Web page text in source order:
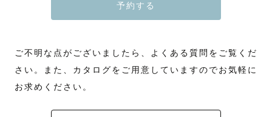
予約する
ご不明な点がございましたら、よくある質問をご覧くだ
さい。また、カタログをご用意していますのでお気軽に
お求めください。